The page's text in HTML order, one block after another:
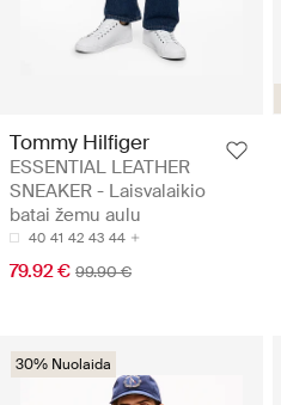
Tommy Hilfiger
ESSENTIAL LEATHER
SNEAKER - Laisvalaikio
batai žemu aulu
40 41 42 43 44
79.92 € 99.90 €
30% Nuolaida